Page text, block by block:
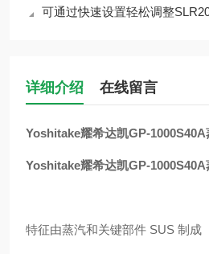
可通过快速设置轻松调整
详细介绍 在线留言
Yoshitake耀希达凯GP-1000S40A
Yoshitake耀希达凯GP-1000S40A
特征由蒸汽和关键部件 SUS 制成